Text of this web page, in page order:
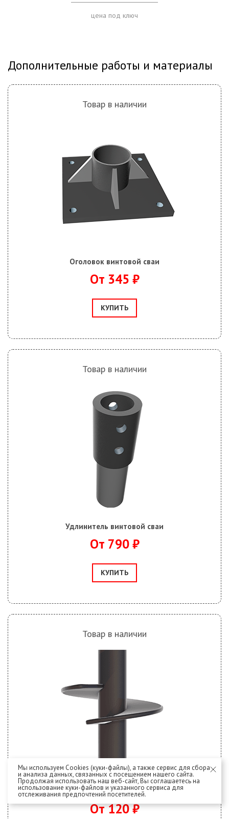
Мы используем Cookies (куки-файлы), а также сервис для сбора
и анализа данных, связанных с посещением нашего сайта.
Продолжая использовать наш веб-сайт, Вы соглашаетесь на
использование куки-файлов и указанного сервиса для
отслеживания предпочтений посетителей.
цена под ключ
Дополнительные работы и материалы
Товар в наличии
Оголовок винтовой сваи
От 345 ₽
КУПИТЬ
Товар в наличии
Удлинитель винтовой сваи
От 790 ₽
КУПИТЬ
Товар в наличии
Лопасть винтовой сваи
От 120 ₽